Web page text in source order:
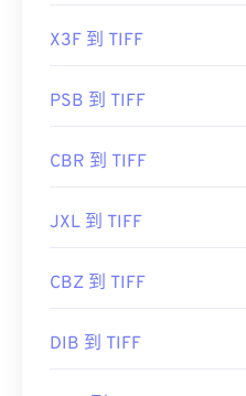
X3F 到 TIFF
PSB 到 TIFF
CBR 到 TIFF
JXL 到 TIFF
CBZ 到 TIFF
DIB 到 TIFF